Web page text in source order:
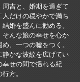
吉と、婚期を過ぎて
だけの穏やかで満ち
婚を盛んに勧める。
んな娘の幸せを心か
、一つの嘘をつく。
静かな波紋を広げてい
幸せの間で揺れる紀
方。